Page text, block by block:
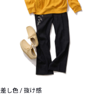
差し色 / 抜け感